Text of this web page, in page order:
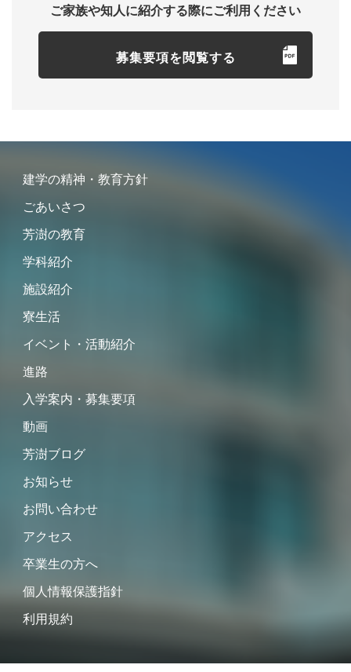
ご家族や知人に紹介する際にご利用ください
募集要項を閲覧する
建学の精神・教育方針
ごあいさつ
芳澍の教育
学科紹介
施設紹介
寮生活
イベント・活動紹介
進路
入学案内・募集要項
動画
芳澍ブログ
お知らせ
お問い合わせ
アクセス
卒業生の方へ
個人情報保護指針
利用規約